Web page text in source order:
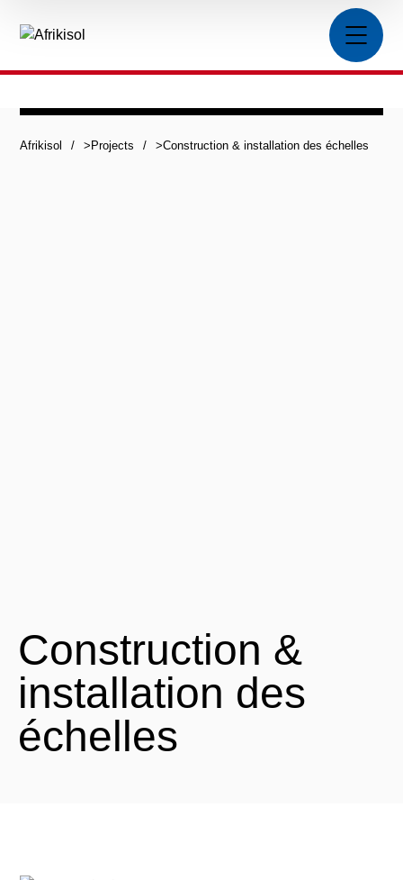
Afrikisol > Projects >Construction & installation des échelles
Construction &
installation des
échelles